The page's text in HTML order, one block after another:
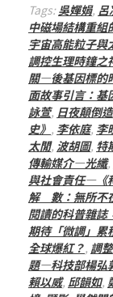
Tags:吳嬋娟, 呂
中磁場結構重組
宇宙高能粒子與
調控生理時鐘之
關—後基因標的
面故事引言：基
詠萱, 日夜顛倒
史》 , 李依庭, 李
太閒, 波胡圖, 特
傳輸媒介—光纖,
與社會責任—《
解 數：無所不
閱讀的科普雜誌
期待「微調」累
全球爆紅？, 調
題—科技部楊弘
賴以威, 邱韻如,